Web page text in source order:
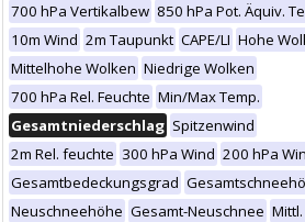
700 hPa Vertikalbew 850 hPa Pot. Äquiv.
10m Wind 2m Taupunkt CAPE/LI Hohe
Mittelhohe Wolken Niedrige Wolken
700 hPa Rel. Feuchte Min/Max Temp.
Gesamtniederschlag Spitzenwind
2m Rel. feuchte 300 hPa Wind 200 hPa
Gesamtbedeckungsgrad
Neuschneehöhe Gesamt-Neuschnee